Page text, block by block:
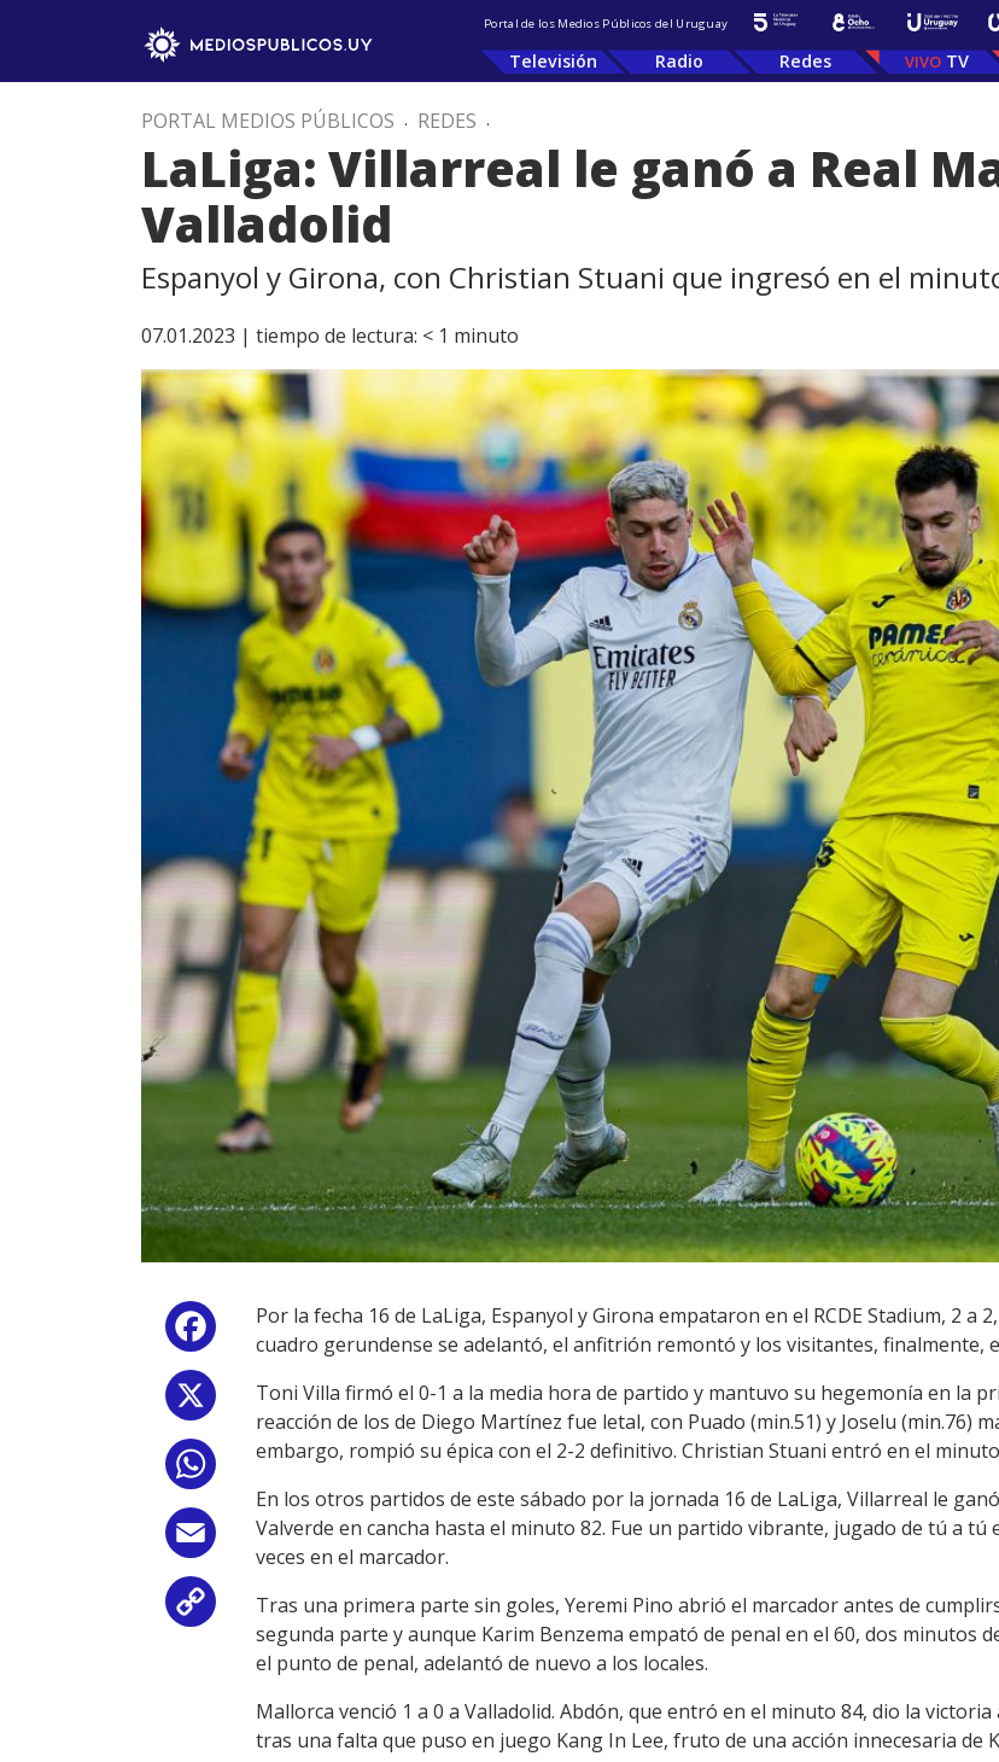
Portal de los Medios Públicos del Uruguay
Televisión Radio Redes TV
PORTAL MEDIOS PÚBLICOS . REDES .
LaLiga: Villarreal le ganó a Real
Valladolid
Espanyol y Girona, con Christian Stuani que ingresó en el
07.01.2023 | tiempo de lectura: < 1 minuto
Facebook
Email
Copy
Link
Por la fecha 16 de LaLiga, Espanyol y Girona empataron en el RCDE Stadium, 2 a
cuadro gerundense se adelantó, el anfitrión remontó y los visitantes, finalmente,
Toni Villa firmó el 0-1 a la media hora de partido y mantuvo su hegemonía en la
reacción de los de Diego Martínez fue letal, con Puado (min.51) y Joselu (min.76)
embargo, rompió su épica con el 2-2 definitivo. Christian Stuani entró en el
En los otros partidos de este sábado por la jornada 16 de LaLiga, Villarreal le
Valverde en cancha hasta el minuto 82. Fue un partido vibrante, jugado de tú a tú
veces en el marcador.
Tras una primera parte sin goles, Yeremi Pino abrió el marcador antes de
segunda parte y aunque Karim Benzema empató de penal en el 60, dos minutos
el punto de penal, adelantó de nuevo a los locales.
Mallorca venció 1 a 0 a Valladolid. Abdón, que entró en el minuto 84, dio la
tras una falta que puso en juego Kang In Lee, fruto de una acción innecesaria de